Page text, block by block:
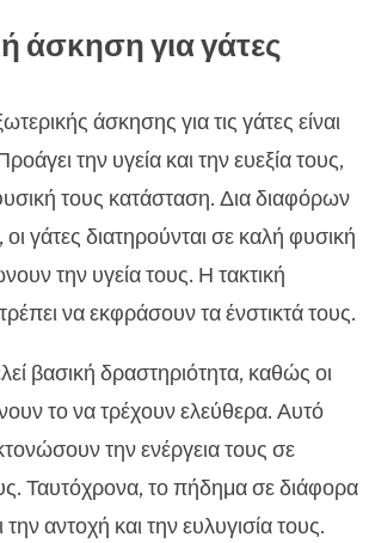
άσκηση για γάτες
άσκησης για τις γάτες είναι
την υγεία και την ευεξία τους,
τους κατάσταση. Δια διαφόρων
γάτες διατηρούνται σε καλή φυσική
την υγεία τους. Η τακτική
να εκφράσουν τα ένστικτά τους.
βασική δραστηριότητα, καθώς οι
το να τρέχουν ελεύθερα. Αυτό
την ενέργεια τους σε
Ταυτόχρονα, το πήδημα σε διάφορα
την αντοχή και την ευλυγισία τους.